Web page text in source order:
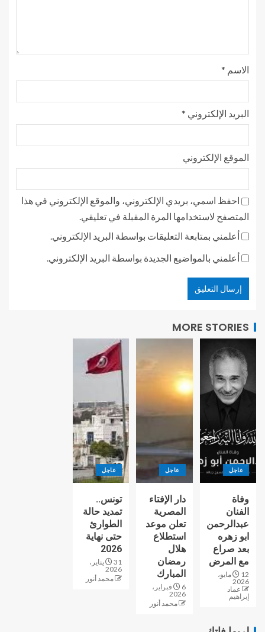
الاسم *
البريد الإلكتروني *
الموقع الإلكتروني
احفظ اسمي، بريدي الإلكتروني، والموقع الإلكتروني في هذا
المتصفح لاستخدامها المرة المقبلة في تعليقي.
أعلمني بمتابعة التعليقات بواسطة البريد الإلكتروني.
أعلمني بالمواضيع الجديدة بواسطة البريد الإلكتروني.
MORE STORIES
عاجل
وفاة
الفنان
عبدالرحمن
ابو زهره
بعد صراع
مع المرض
12 مايو،
2026
عماد
إبراهيم
عاجل
دار الإفتاء
المصرية
تعلن موعد
استطلاع
هلال
رمضان
المبارك
6 فبراير،
2026
محمد أنور
عاجل
تونس..
تمديد حالة
الطوارئ
حتى نهاية
2026
31 يناير،
2026
محمد أنور